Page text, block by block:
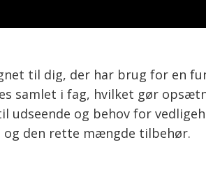
til dig, der har brug for en
samlet i fag, hvilket gør
og behov for
den rette mængde tilbehør.